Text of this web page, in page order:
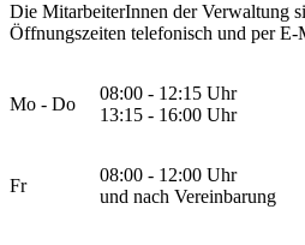
Die MitarbeiterInnen der Verwaltung
Öffnungszeiten telefonisch und per E-
Mo - Do
08:00 - 12:15 Uhr
13:15 - 16:00 Uhr
Fr
08:00 - 12:00 Uhr
und nach Vereinbarung